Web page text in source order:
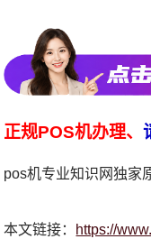
正规POS机办理、
pos机专业知识网独家
本文链接： https://